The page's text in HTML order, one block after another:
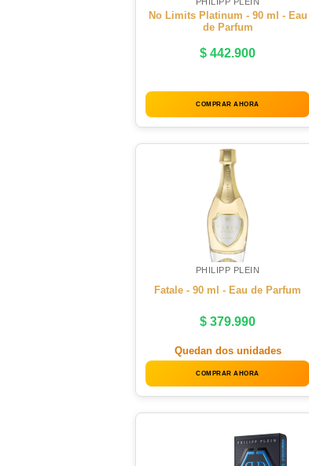
No Limits Platinum - 90 ml - Eau
de Parfum
$ 442.900
COMPRAR AHORA
PHILIPP PLEIN
Fatale - 90 ml - Eau de Parfum
$ 379.990
Quedan dos unidades
COMPRAR AHORA